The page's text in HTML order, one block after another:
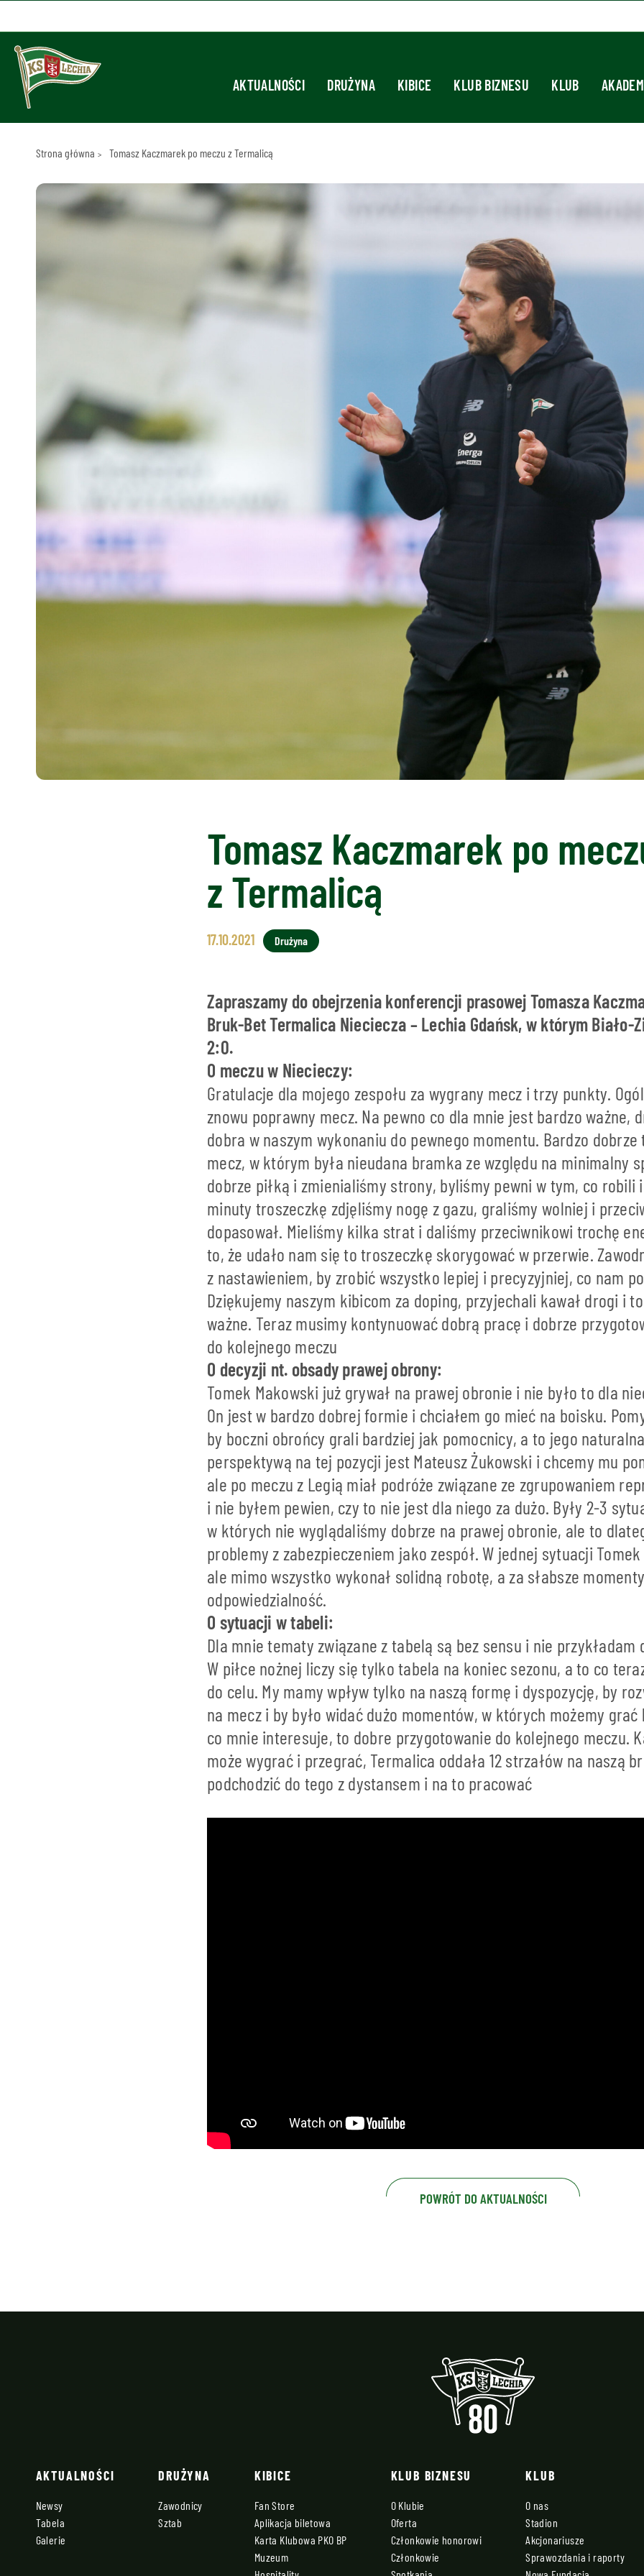
AKTUALNOŚCI DRUŻYNA KIBICE KLUB BIZNESU KLUB
Strona główna Tomasz Kaczmarek po meczu z Termalicą
Tomasz Kaczmarek po
z Termalicą
17.10.2021 Drużyna
Zapraszamy do obejrzenia konferencji prasowej Tomasza
Bruk-Bet Termalica Nieciecza – Lechia Gdańsk, w którym Biało-
2:0.
O meczu w Niecieczy:
Gratulacje dla mojego zespołu za wygrany mecz i trzy punkty.
znowu poprawny mecz. Na pewno co dla mnie jest bardzo ważne,
dobra w naszym wykonaniu do pewnego momentu. Bardzo
mecz, w którym była nieudana bramka ze względu na minimalny
dobrze piłką i zmienialiśmy strony, byliśmy pewni w tym, co robili
minuty troszeczkę zdjęliśmy nogę z gazu, graliśmy wolniej i
dopasował. Mieliśmy kilka strat i daliśmy przeciwnikowi trochę
to, że udało nam się to troszeczkę skorygować w przerwie.
z nastawieniem, by zrobić wszystko lepiej i precyzyjniej, co nam
Dziękujemy naszym kibicom za doping, przyjechali kawał drogi i
ważne. Teraz musimy kontynuować dobrą pracę i dobrze
do kolejnego meczu
O decyzji nt. obsady prawej obrony:
Tomek Makowski już grywał na prawej obronie i nie było to dla
On jest w bardzo dobrej formie i chciałem go mieć na boisku.
by boczni obrońcy grali bardziej jak pomocnicy, a to jego
perspektywą na tej pozycji jest Mateusz Żukowski i chcemy mu
ale po meczu z Legią miał podróże związane ze zgrupowaniem
i nie byłem pewien, czy to nie jest dla niego za dużo. Były 2-3
w których nie wyglądaliśmy dobrze na prawej obronie, ale to
problemy z zabezpieczeniem jako zespół. W jednej sytuacji
ale mimo wszystko wykonał solidną robotę, a za słabsze
odpowiedzialność.
O sytuacji w tabeli:
Dla mnie tematy związane z tabelą są bez sensu i nie przykładam
W piłce nożnej liczy się tylko tabela na koniec sezonu, a to co
do celu. My mamy wpływ tylko na naszą formę i dyspozycję, by
na mecz i by było widać dużo momentów, w których możemy
co mnie interesuje, to dobre przygotowanie do kolejnego meczu.
może wygrać i przegrać, Termalica oddała 12 strzałów na naszą
podchodzić do tego z dystansem i na to pracować
POWRÓT DO AKTUALNOŚCI
AKTUALNOŚCI
Newsy
Tabela
Galerie
DRUŻYNA
Zawodnicy
Sztab
KIBICE
Fan Store
Aplikacja biletowa
Karta Klubowa PKO BP
Muzeum
KLUB BIZNESU
O Klubie
Oferta
Członkowie honorowi
Członkowie
KLUB
O nas
Stadion
Akcjonariusze
Sprawozdania i raporty